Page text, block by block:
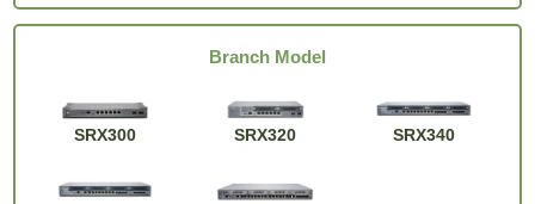
Branch Model
SRX300 SRX320 SRX340